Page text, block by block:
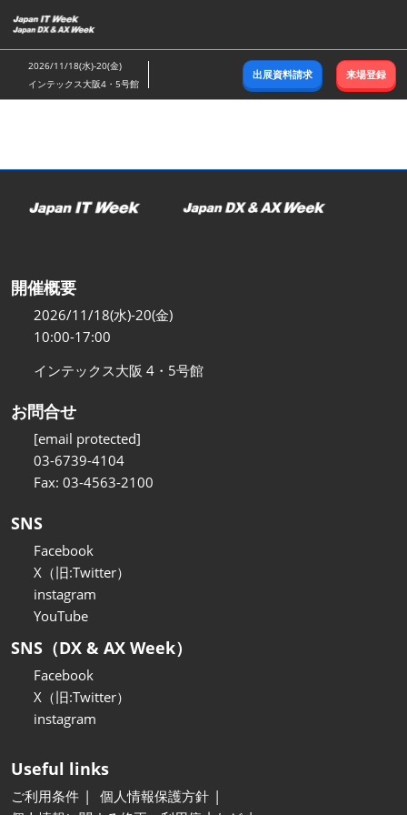
キ
ッ
し
む
2026/11/18(水)-20(金)
インテックス大阪4・5号館
出展資料請求 来場登録
開催概要
2026/11/18(水)-20(金)
10:00-17:00
インテックス大阪 4・5号館
お問合せ
[email protected]
03-6739-4104
Fax: 03-4563-2100
SNS
Facebook
X（旧:Twitter）
instagram
YouTube
SNS（DX & AX Week）
Facebook
X（旧:Twitter）
instagram
Useful links
ご利用条件
個人情報保護方針